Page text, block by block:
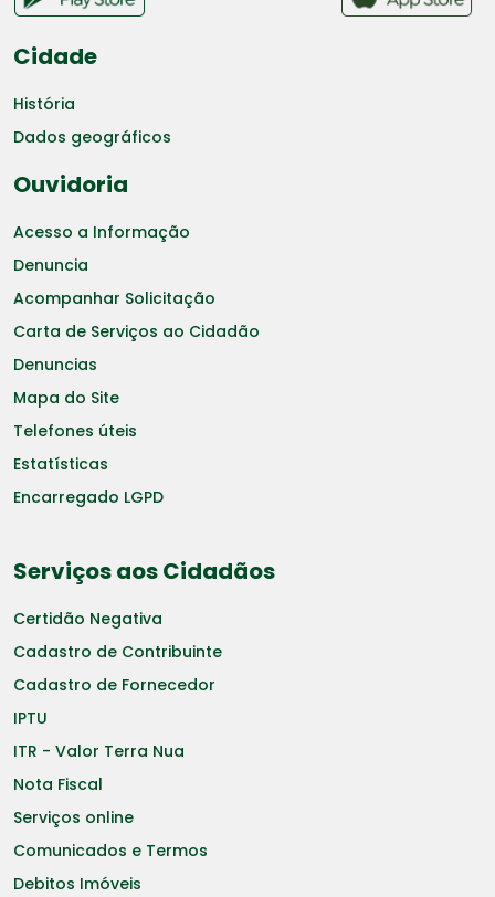
Cidade
História
Dados geográficos
Ouvidoria
Acesso a Informação
Denuncia
Acompanhar Solicitação
Carta de Serviços ao Cidadão
Denuncias
Mapa do Site
Telefones úteis
Estatísticas
Encarregado LGPD
Serviços aos Cidadãos
Certidão Negativa
Cadastro de Contribuinte
Cadastro de Fornecedor
IPTU
ITR - Valor Terra Nua
Nota Fiscal
Serviços online
Comunicados e Termos
Debitos Imóveis